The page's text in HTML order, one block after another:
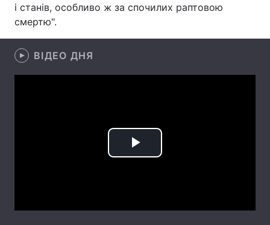
Екологія Регіони
Лонгріди
Відео з Youtube Статті
Вакансії
і станів, особливо ж за спочилих раптовою
смертю".
ВІДЕО ДНЯ
Play